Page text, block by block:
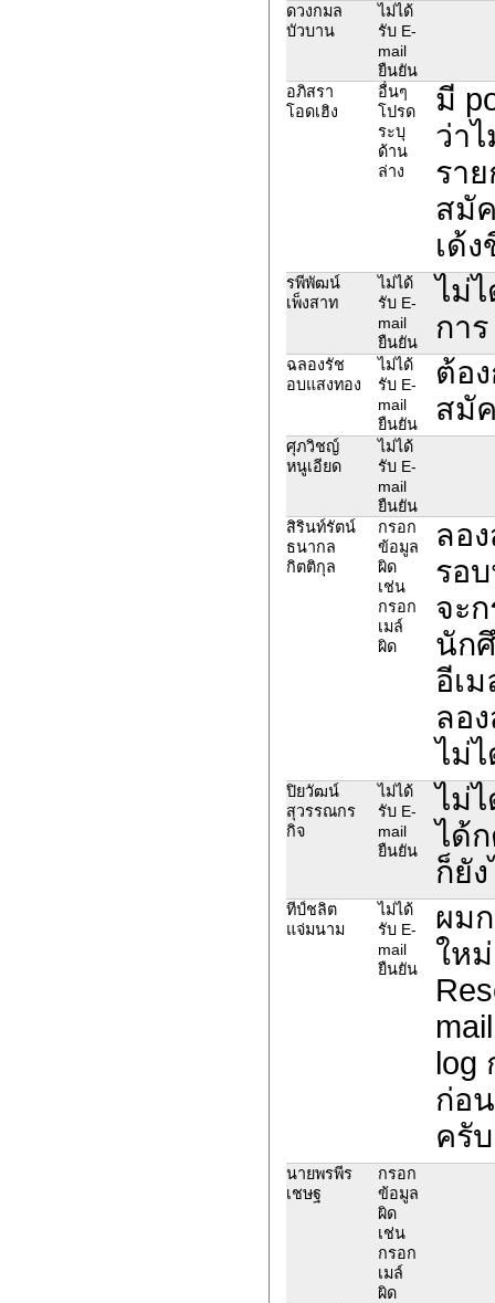
ดวงกมล
บัวบาน
ไม่ได้
รับ E-
mail
ยืนยัน
อภิสรา
โอดเฮิง
อื่นๆ
โปรด
ระบุ
ด้าน
ล่าง
มี
ว่า
รา
สมั
เด้
รพีพัฒน์
เพ็งสาท
ไม่ได้
รับ E-
mail
ยืนยัน
ไม่
กา
ฉลองรัช
อบแสงทอง
ไม่ได้
รับ E-
mail
ยืนยัน
ต้อ
สมั
ศุภวิชญ์
หนูเอียด
ไม่ได้
รับ E-
mail
ยืนยัน
สิรินท์รัตน์
ธนากล
กิตติกุล
กรอก
ข้อมูล
ผิด
เช่น
กรอก
เมล์
ผิด
ลอ
รอ
จะ
นัก
อีเ
ลอ
ไม่
ปิยวัฒน์
สุวรรณกร
กิจ
ไม่ได้
รับ E-
mail
ยืนยัน
ไม่
ได้
ก็ยั
ทีป์ชลิต
แจ่มนาม
ไม่ได้
รับ E-
mail
ยืนยัน
ผม
ให
log
ก่อ
ครับ
นายพรพีร
เชษฐ
กรอก
ข้อมูล
ผิด
เช่น
กรอก
เมล์
ผิด